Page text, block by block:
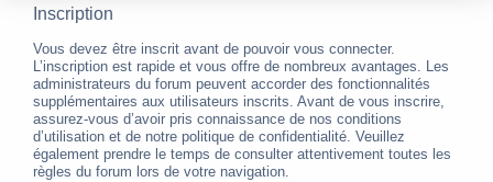
Inscription
Vous devez être inscrit avant de pouvoir vous connecter.
L’inscription est rapide et vous offre de nombreux avantages. Les
administrateurs du forum peuvent accorder des fonctionnalités
supplémentaires aux utilisateurs inscrits. Avant de vous inscrire,
assurez-vous d’avoir pris connaissance de nos conditions
d’utilisation et de notre politique de confidentialité. Veuillez
également prendre le temps de consulter attentivement toutes les
règles du forum lors de votre navigation.